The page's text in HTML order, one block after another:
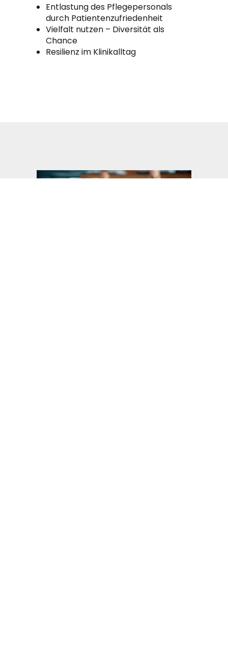
Entlastung des Pflegepersonals
durch Patientenzufriedenheit
Vielfalt nutzen – Diversität als
Chance
Resilienz im Klinikalltag